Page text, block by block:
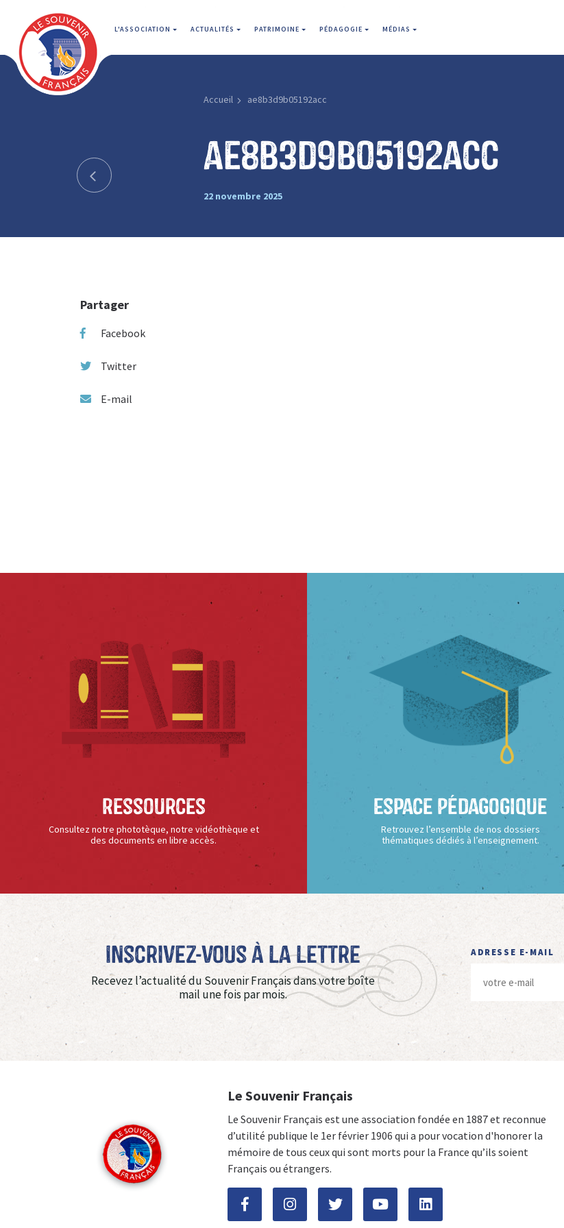
L'ASSOCIATION ACTUALITÉS PATRIMOINE PÉDAGOGIE MÉDIAS
Accueil ae8b3d9b05192acc
ae8b3d9b05192acc
22 novembre 2025
Partager
Facebook
Twitter
E-mail
Ressources
Consultez notre phototèque, notre vidéothèque et
des documents en libre accès.
Espace Pédagogique
Retrouvez l’ensemble de nos dossiers
thématiques dédiés à l’enseignement.
Inscrivez-vous à La Lettre
Recevez l’actualité du Souvenir Français dans votre boîte
mail une fois par mois.
ADRESSE E-MAIL
Le Souvenir Français
Le Souvenir Français est une association fondée en 1887 et reconnue
d’utilité publique le 1er février 1906 qui a pour vocation d'honorer la
mémoire de tous ceux qui sont morts pour la France qu’ils soient
Français ou étrangers.